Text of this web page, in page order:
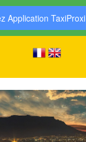
Application TaxiProxi